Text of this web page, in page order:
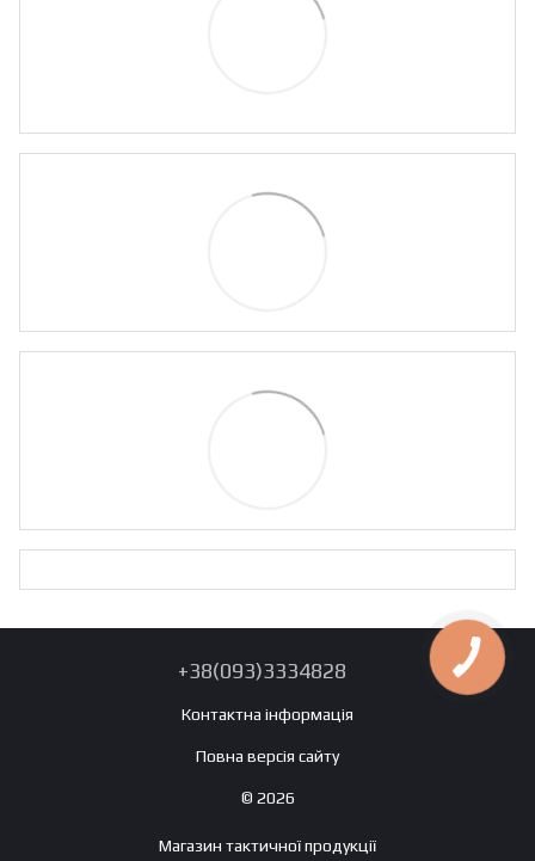
+38(093)3334828
Контактна інформація
Повна версія сайту
© 2026
Магазин тактичної продукції